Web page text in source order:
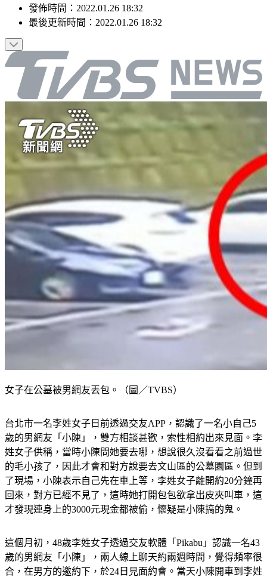
發佈時間： 2022.01.26 18:32
最後更新時間： 2022.01.26 18:32
女子在公墓被男網友丟包。（圖／TVBS）
台北市一名李姓女子日前透過交友APP，認識了一名小自己5
歲的男網友「小陳」，雙方相談甚歡，索性相約出來見面。李
姓女子供稱，當時小陳問她要去哪，想說很久沒看看之前過世
的毛小孩了，因此才會和對方說要去文山區的公墓園區。但到
了現場，小陳表示自己先在車上等，李姓女子離開約20分鐘再
回來，對方已經不見了，這時她打開包包欲拿出皮夾叫車，這
才發現連身上的3000元現金都被偷，懷疑是小陳搞的鬼。
這個月初，48歲李姓女子透過交友軟體「Pikabu」認識一名43
歲的男網友「小陳」，兩人線上聊天約兩週時間，覺得頻率很
合，在男方的邀約下，於24日見面約會。當天小陳開車到李姓